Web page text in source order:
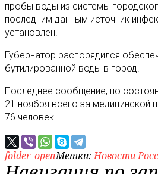
пробы воды из системы
последним данным источник
установлен.
Губернатор распорядился
бутилированной воды в город.
Последнее сообщение, по
21 ноября всего за медицинской
76 человек.
folder_openМетки:Новости